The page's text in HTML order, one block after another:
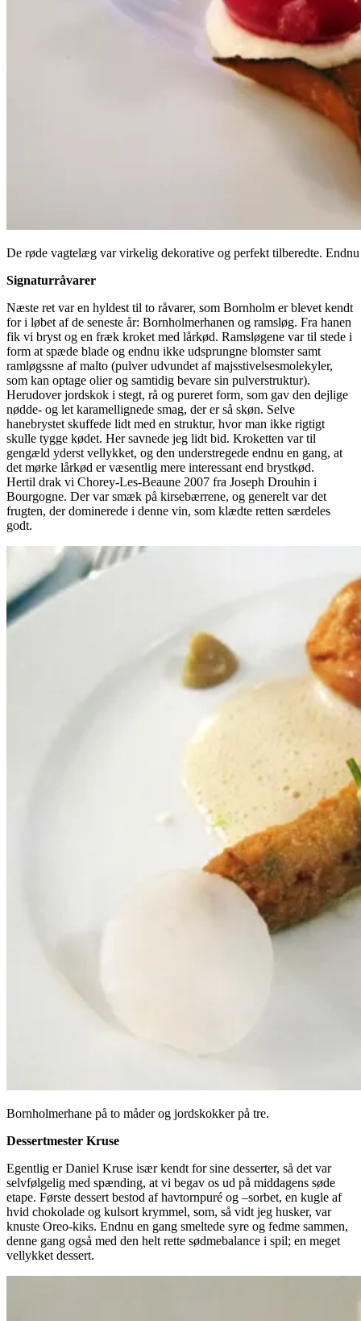
De røde vagtelæg var virkelig dekorative og perfekt tilberedte.
Signaturråvarer
Næste ret var en hyldest til to råvarer, som Bornholm er blevet kendt
for i løbet af de seneste år: Bornholmerhanen og ramsløg. Fra hanen
fik vi bryst og en fræk kroket med lårkød. Ramsløgene var til stede i
form at spæde blade og endnu ikke udsprungne blomster samt
ramløgssne af malto (pulver udvundet af majsstivelsesmolekyler,
som kan optage olier og samtidig bevare sin pulverstruktur).
Herudover jordskok i stegt, rå og pureret form, som gav den dejlige
nødde- og let karamellignede smag, der er så skøn. Selve
hanebrystet skuffede lidt med en struktur, hvor man ikke rigtigt
skulle tygge kødet. Her savnede jeg lidt bid. Kroketten var til
gengæld yderst vellykket, og den understregede endnu en gang, at
det mørke lårkød er væsentlig mere interessant end brystkød.
Hertil drak vi Chorey-Les-Beaune 2007 fra Joseph Drouhin i
Bourgogne. Der var smæk på kirsebærrene, og generelt var det
frugten, der dominerede i denne vin, som klædte retten særdeles
godt.
Bornholmerhane på to måder og jordskokker på tre.
Dessertmester Kruse
Egentlig er Daniel Kruse især kendt for sine desserter, så det var
selvfølgelig med spænding, at vi begav os ud på middagens søde
etape. Første dessert bestod af havtornpuré og –sorbet, en kugle af
hvid chokolade og kulsort krymmel, som, så vidt jeg husker, var
knuste Oreo-kiks. Endnu en gang smeltede syre og fedme sammen,
denne gang også med den helt rette sødmebalance i spil; en meget
vellykket dessert.